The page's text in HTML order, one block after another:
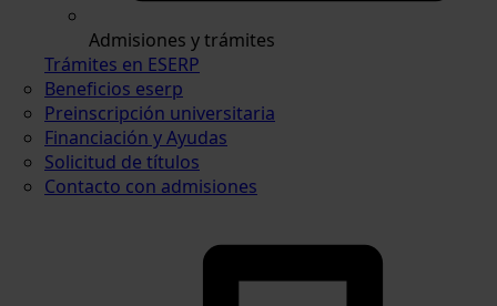
Admisiones y trámites
Trámites en ESERP
Beneficios eserp
Preinscripción universitaria
Financiación y Ayudas
Solicitud de títulos
Contacto con admisiones